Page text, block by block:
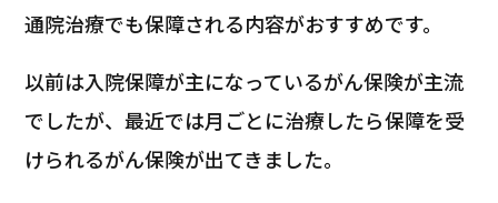
通院治療でも保障される内容がおすすめです。
以前は入院保障が主になっているがん保険が主流
でしたが、最近では月ごとに治療したら保障を受
けられるがん保険が出てきました。